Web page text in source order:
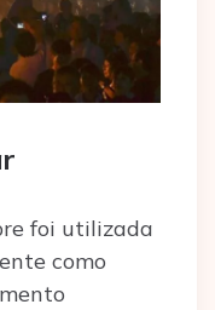
foi utilizada
como